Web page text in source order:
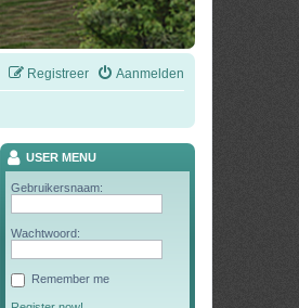
Aanmelden
Registreer
USER MENU
Gebruikersnaam:
Wachtwoord:
Remember me